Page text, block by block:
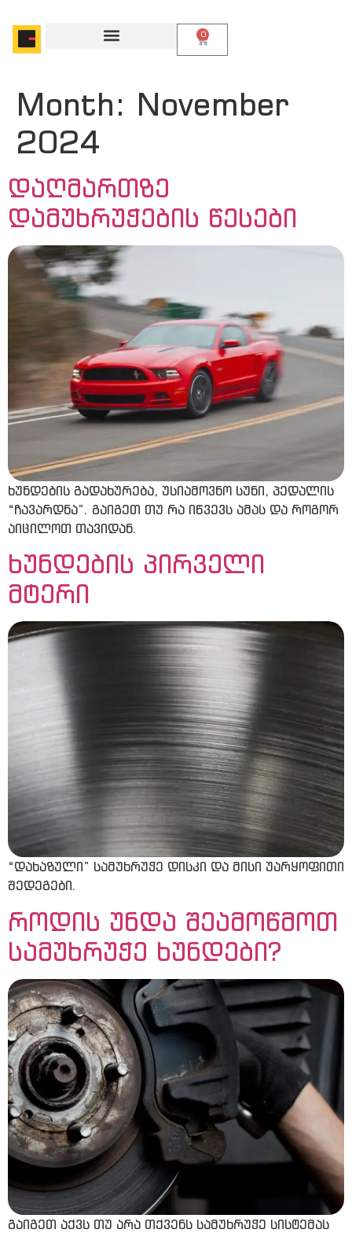
0
Month: November
2024
დაღმართზე
დამუხრუჭების წესები
ხუნდების გადახურება, უსიამოვნო სუნი, პედალის
“ჩავარდნა”. გაიგეთ თუ რა იწვევს ამას და როგორ
აიცილოთ თავიდან.
ხუნდების პირველი
მტერი
“დახაზული” სამუხრუჭე დისკი და მისი უარყოფითი
შედეგები.
როდის უნდა შეამოწმოთ
სამუხრუჭე ხუნდები?
გაიგეთ აქვს თუ არა თქვენს სამუხრუჭე სისტემას